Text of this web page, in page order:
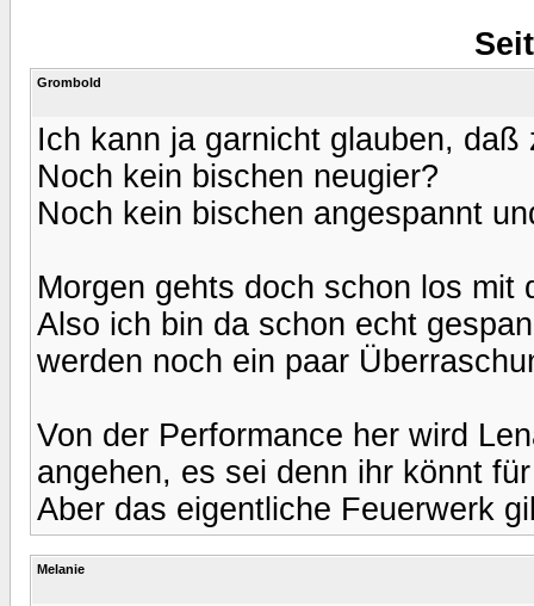
Grombold
Ich kann ja garnicht glauben,
Noch kein bischen neugier?
Noch kein bischen angespannt
Morgen gehts doch schon los mit
Also ich bin da schon echt
werden noch ein paar
Von der Performance her wird
angehen, es sei denn ihr könnt
Aber das eigentliche Feuerwerk
Melanie